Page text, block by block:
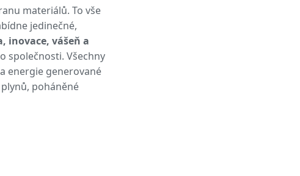
materiálů. To vše
jedinečné,
inovace, vášeň a
společnosti. Všechny
energie generované
poháněné